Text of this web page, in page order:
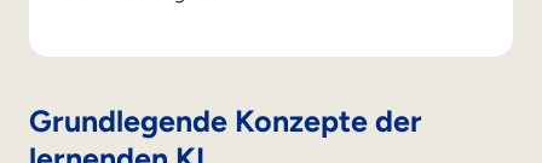
Grundlegende Konzepte der